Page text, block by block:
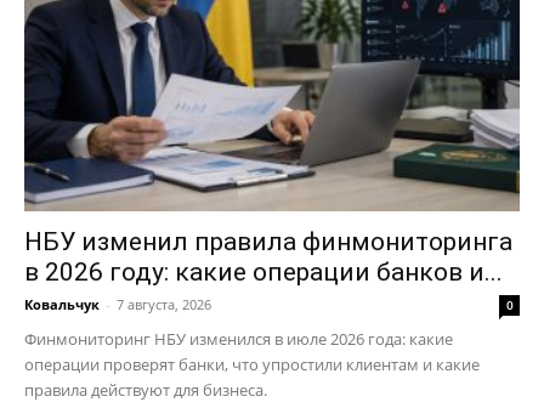
НБУ изменил правила финмониторинга
в 2026 году: какие операции банков и...
Ковальчук - 7 августа, 2026 0
Финмониторинг НБУ изменился в июле 2026 года: какие
операции проверят банки, что упростили клиентам и какие
правила действуют для бизнеса.